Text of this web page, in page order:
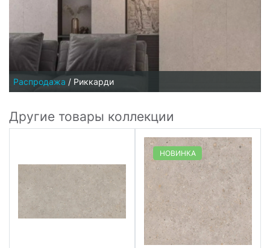
Распродажа / Риккарди
Другие товары коллекции
НОВИНКА